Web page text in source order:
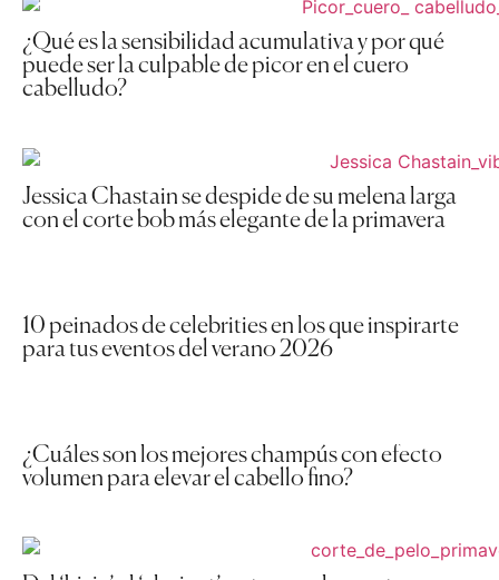
¿Qué es la sensibilidad acumulativa y por qué
puede ser la culpable de picor en el cuero
cabelludo?
Jessica Chastain se despide de su melena larga
con el corte bob más elegante de la primavera
10 peinados de celebrities en los que inspirarte
para tus eventos del verano 2026
¿Cuáles son los mejores champús con efecto
volumen para elevar el cabello fino?